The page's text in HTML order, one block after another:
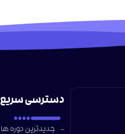
دسترسی سریع
جدیدترین دوره ها